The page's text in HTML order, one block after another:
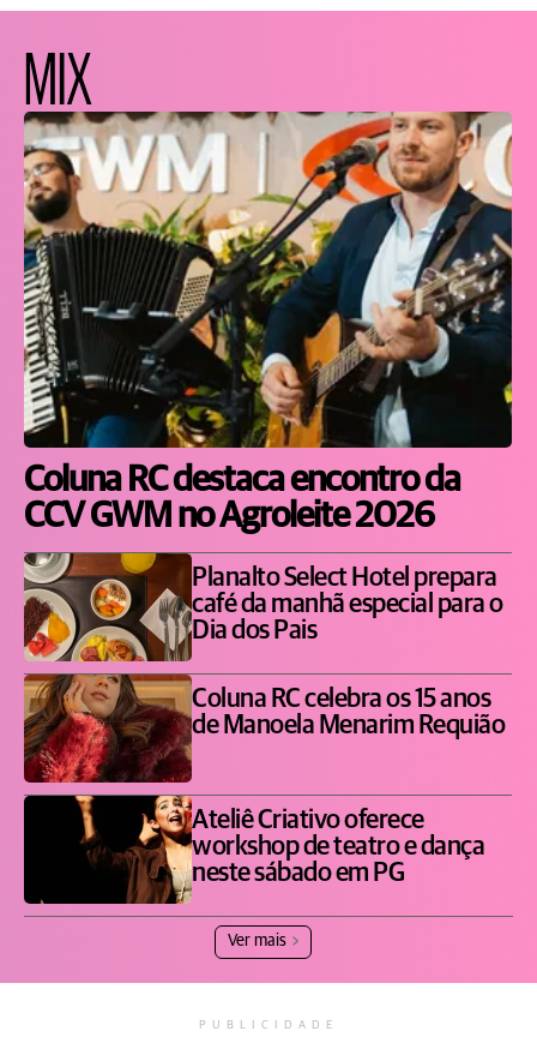
MIX
Coluna RC destaca encontro da
CCV GWM no Agroleite 2026
Planalto Select Hotel prepara
café da manhã especial para o
Dia dos Pais
Coluna RC celebra os 15 anos
de Manoela Menarim Requião
Ateliê Criativo oferece
workshop de teatro e dança
neste sábado em PG
Ver mais
PUBLICIDADE